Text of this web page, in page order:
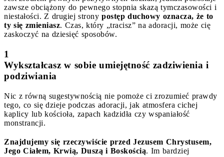
zawsze obciążony do pewnego stopnia skazą tymczasowości i
niestałości. Z drugiej strony postęp duchowy oznacza, że to
ty się zmieniasz. Czas, który „tracisz” na adoracji, może cię
zaskoczyć na dziesięć sposobów.
1
Wykształcasz w sobie umiejętność zadziwienia i
podziwiania
Nic z równą sugestywnością nie pomoże ci zrozumieć prawdy
tego, co się dzieje podczas adoracji, jak atmosfera cichej
kaplicy lub kościoła, zapach kadzidła czy wspaniałość
monstrancji.
Znajdujemy się rzeczywiście przed Jezusem Chrystusem,
Jego Ciałem, Krwią, Duszą i Boskością. Im bardziej